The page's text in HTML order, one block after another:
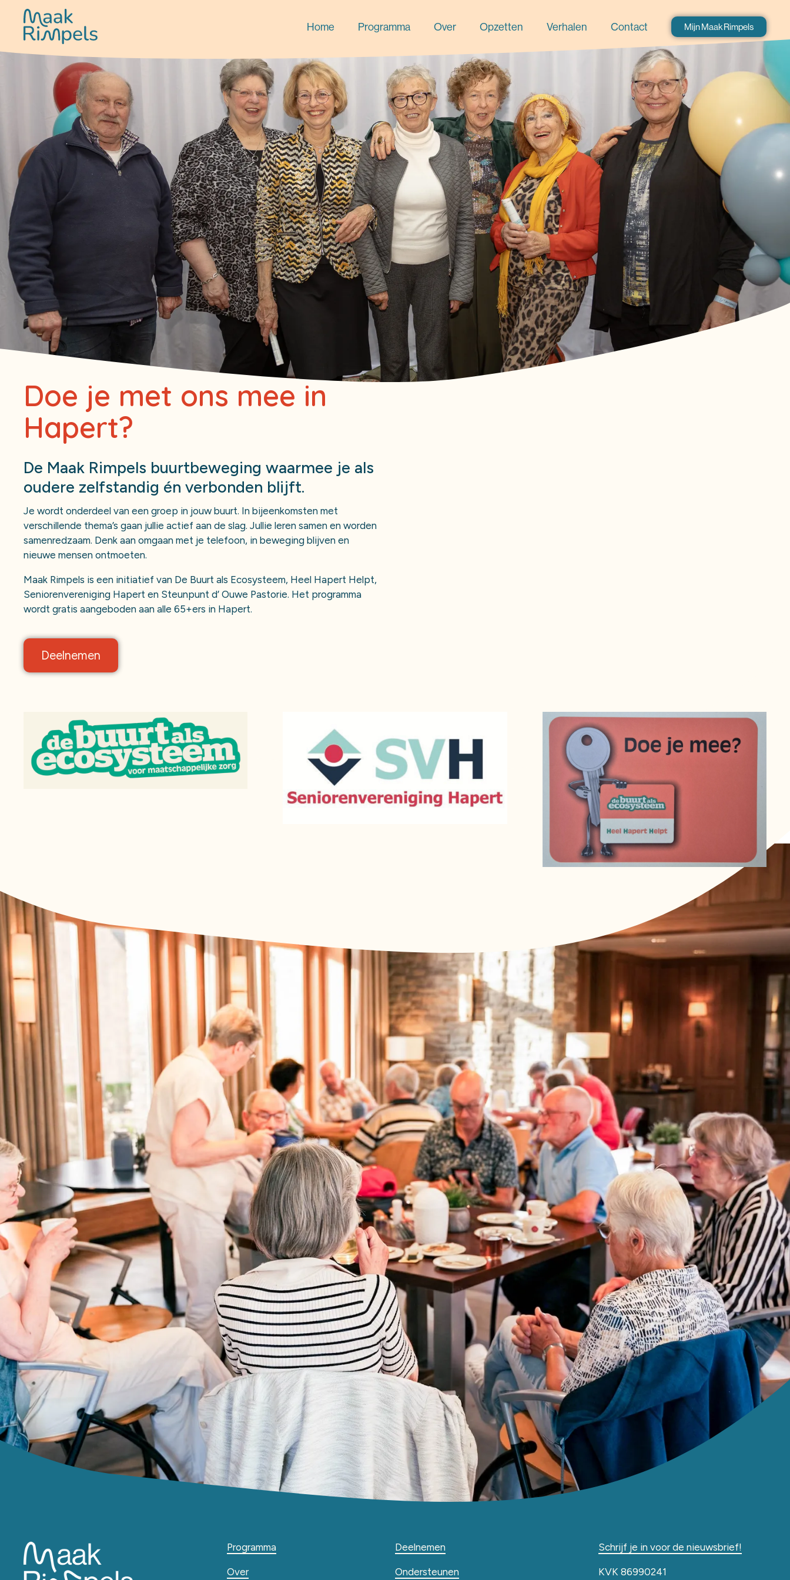
Home Programma Over Opzetten Verhalen Contact Mijn Maak Rimpels
Doe je met ons mee in
Hapert?
De Maak Rimpels buurtbeweging waarmee je als
oudere zelfstandig én verbonden blijft.
Je wordt onderdeel van een groep in jouw buurt. In bijeenkomsten met
verschillende thema’s gaan jullie actief aan de slag. Jullie leren samen en worden
samenredzaam. Denk aan omgaan met je telefoon, in beweging blijven en
nieuwe mensen ontmoeten.
Maak Rimpels is een initiatief van De Buurt als Ecosysteem, Heel Hapert Helpt,
Seniorenvereniging Hapert en Steunpunt d’ Ouwe Pastorie. Het programma
wordt gratis aangeboden aan alle 65+ers in Hapert.
Deelnemen
Programma
Over
Deelnemen
Ondersteunen
Schrijf je in voor de nieuwsbrief!
KVK 86990241